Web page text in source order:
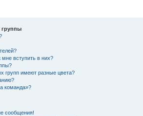
группы
мне вступить в них?
групп имеют разные цвета?
команда»?
сообщения!